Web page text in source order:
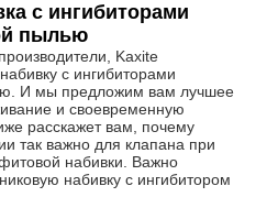
с ингибиторами
пылью
Kaxite
с ингибиторами
И мы предложим вам лучшее
и своевременную
расскажет вам, почему
так важно для клапана при
набивки. Важно
набивку с ингибитором